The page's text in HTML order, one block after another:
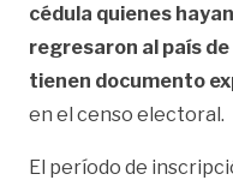
cédula quienes
regresaron al país
tienen documento
en el censo electoral.
El período de